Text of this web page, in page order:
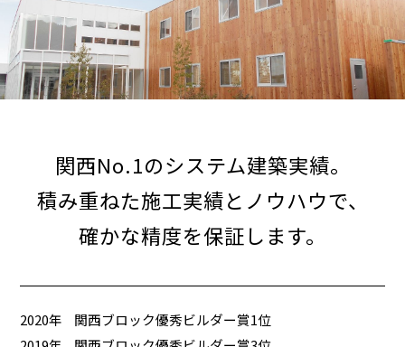
関西No.1のシステム建築実績。
積み重ねた施工実績とノウハウで、
確かな精度を保証します。
2020年
関西ブロック優秀ビルダー賞1位